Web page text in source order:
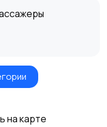
весы
на карте